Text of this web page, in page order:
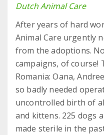
Dutch Animal Care
After years of hard
Animal Care urgently
from the adoptions.
campaigns, of course!
Romania: Oana,
so badly needed
uncontrolled birth of
and kittens. 225 dogs
made sterile in the